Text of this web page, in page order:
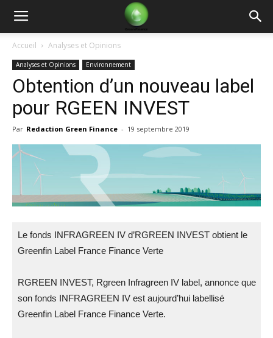
Green
Finance
Accueil Analyses et Opinions
Analyses et Opinions Environnement
Obtention d’un nouveau label
pour RGEEN INVEST
Par Redaction Green Finance - 19 septembre 2019
Le fonds INFRAGREEN IV d’RGREEN INVEST obtient le
Greenfin Label France Finance Verte
RGREEN INVEST, Rgreen Infragreen IV label, annonce que
son fonds INFRAGREEN IV est aujourd’hui labellisé
Greenfin Label France Finance Verte.